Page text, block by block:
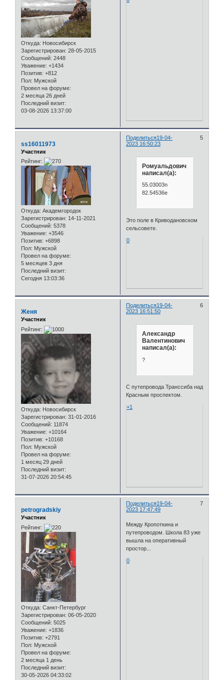
Откуда: Новосибирск
Зарегистрирован: 28-05-2015
Сообщений: 2448
Уважение: +1434
Позитив: +812
Пол: Мужской
Провел на форуме:
2 месяца 26 дней
Последний визит:
03-08-2026 13:37:00
Поделиться 5
19-04-
2023 16:50:23
ss16011973
Участник
Рейтинг:
Откуда: Академгородок
Зарегистрирован: 14-11-2021
Сообщений: 5378
Уважение: +3546
Позитив: +6898
Пол: Мужской
Провел на форуме:
5 месяцев 3 дня
Последний визит:
Сегодня 13:03:36
Ромуальдович
написал(а):
55.03003n
82.54536e
Это поле в Криводановском
сельсовете.
0
Поделиться 6
19-04-
2023 16:51:50
Женя
Участник
Рейтинг:
Откуда: Новосибирск
Зарегистрирован: 31-01-2016
Сообщений: 11874
Уважение: +10164
Позитив: +10168
Пол: Мужской
Провел на форуме:
1 месяц 29 дней
Последний визит:
31-07-2026 20:54:45
Александр
Валентинович
написал(а):
?
С путепровода Транссиба над
Красным проспектом.
+1
Поделиться 7
19-04-
2023 17:47:49
petrogradskiy
Участник
Рейтинг:
Откуда: Санкт-Петербург
Зарегистрирован: 06-05-2020
Сообщений: 5025
Уважение: +1836
Позитив: +2791
Пол: Мужской
Провел на форуме:
2 месяца 1 день
Последний визит:
30-05-2026 04:33:02
Между Кропоткина и
путепроводом. Школа 83 уже
вышла на оперативный
простор...
0